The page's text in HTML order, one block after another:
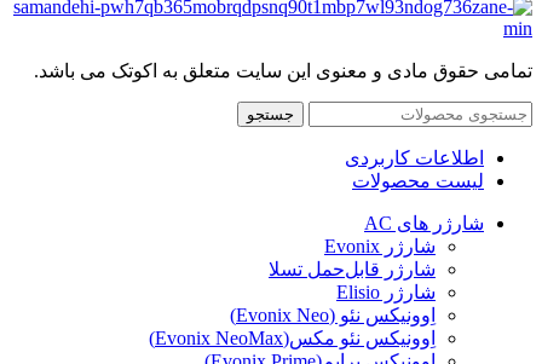
تمامی حقوق مادی و معنوی این سایت متعلق به اکوتک می باشد.
جستجو
اطلاعات کاربردی
لیست محصولات
شارژر های AC
شارژر Evonix
شارژر قابل‌حمل تسلا
شارژر Elisio
اِوونیکس نئو (Evonix Neo)
اِوونیکس نئو مکس(Evonix NeoMax)